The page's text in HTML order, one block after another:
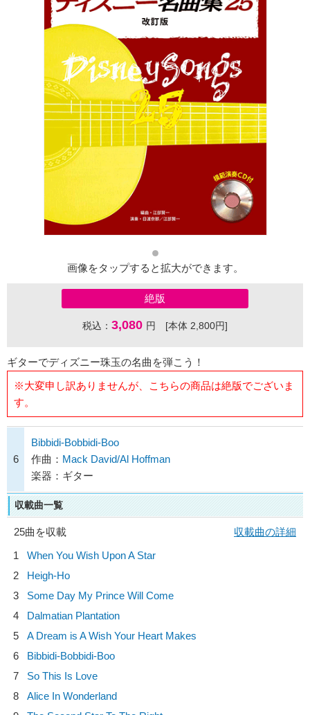
画像をタップすると拡大ができます。
絶版
税込： 3,080 円 [本体 2,800円]
ギターでディズニー珠玉の名曲を弾こう！
※大変申し訳ありませんが、こちらの商品は絶版でございま
す。
6
Bibbidi-Bobbidi-Boo
作曲： Mack David/Al Hoffman
楽器：ギター
収載曲一覧
25曲を収載
収載曲の詳細
1
When You Wish Upon A Star
2
Heigh-Ho
3
Some Day My Prince Will Come
4
Dalmatian Plantation
5
A Dream is A Wish Your Heart Makes
6
Bibbidi-Bobbidi-Boo
7
So This Is Love
8
Alice In Wonderland